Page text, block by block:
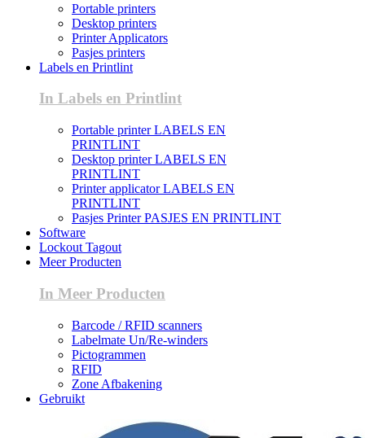
Portable printers
Desktop printers
Printer Applicators
Pasjes printers
Labels en Printlint
In Labels en Printlint
Portable printer LABELS EN
PRINTLINT
Desktop printer LABELS EN
PRINTLINT
Printer applicator LABELS EN
PRINTLINT
Pasjes Printer PASJES EN PRINTLINT
Software
Lockout Tagout
Meer Producten
In Meer Producten
Barcode / RFID scanners
Labelmate Un/Re-winders
Pictogrammen
RFID
Zone Afbakening
Gebruikt